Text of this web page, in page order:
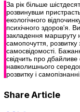
За рік більше
розвинувши
екологічного
психічного здоров’я.
закладення маршруту
самопочуття,
самосвідомості.
свідчить про
навколишнього
розвитку і
Share Article